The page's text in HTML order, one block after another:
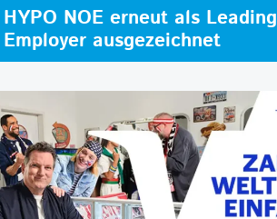
HYPO NOE erneut als Leading
Employer ausgezeichnet